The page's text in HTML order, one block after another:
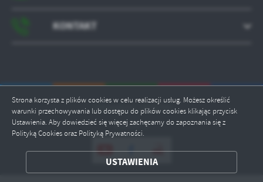
Strona korzysta z plików cookies w celu realizacji usług. Możesz określić
warunki przechowywania lub dostępu do plików cookies klikając przycisk
Ustawienia. Aby dowiedzieć się więcej zachęcamy do zapoznania się z
Polityką Cookies oraz Polityką Prywatności.
USTAWIENIA
ZAPISZ WYBRANE
KONTAKT
Odwiedzin: 1425790
Online: 2